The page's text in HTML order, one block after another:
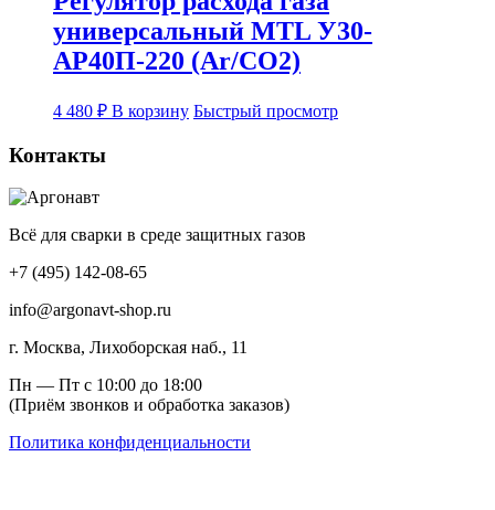
универсальный MTL У30-
АР40П-220 (Ar/CO2)
4 480 ₽ В корзину Быстрый просмотр
Контакты
Всё для сварки в среде защитных газов
+7 (495) 142-08-65
info@argonavt-shop.ru
г. Москва, Лихоборская наб., 11
Пн — Пт с 10:00 до 18:00
(Приём звонков и обработка заказов)
Политика конфиденциальности